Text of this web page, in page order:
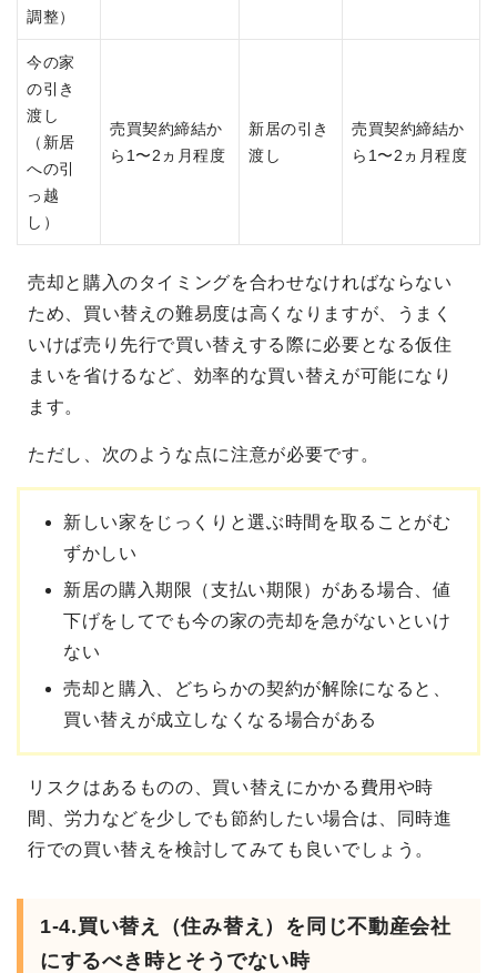
調整）
今の家
の引き
渡し
（新居
への引
っ越
し）
売買契約締結か
ら1〜2ヵ月程度
新居の引き
渡し
売買契約締結か
ら1〜2ヵ月程度
売却と購入のタイミングを合わせなければならない
ため、買い替えの難易度は高くなりますが、うまく
いけば売り先行で買い替えする際に必要となる仮住
まいを省けるなど、効率的な買い替えが可能になり
ます。
ただし、次のような点に注意が必要です。
新しい家をじっくりと選ぶ時間を取ることがむ
ずかしい
新居の購入期限（支払い期限）がある場合、値
下げをしてでも今の家の売却を急がないといけ
ない
売却と購入、どちらかの契約が解除になると、
買い替えが成立しなくなる場合がある
リスクはあるものの、買い替えにかかる費用や時
間、労力などを少しでも節約したい場合は、同時進
行での買い替えを検討してみても良いでしょう。
1-4.買い替え（住み替え）を同じ不動産会社
にするべき時とそうでない時